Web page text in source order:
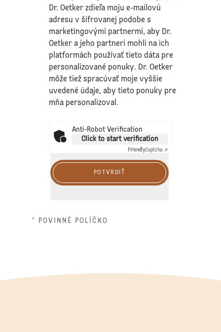
Dr. Oetker zdieľa moju e-mailovú
adresu v šifrovanej podobe s
marketingovými partnermi, aby Dr.
Oetker a jeho partneri mohli na ich
platformách používať tieto dáta pre
personalizované ponuky. Dr. Oetker
môže tiež spracúvať moje vyššie
uvedené údaje, aby tieto ponuky pre
mňa personalizoval.
Anti-Robot Verification
Click to start verification
FriendlyCaptcha ⇗
POTVRDIŤ
* POVINNÉ POLÍČKO